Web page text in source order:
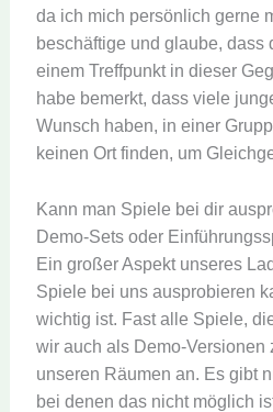
da ich mich persönlich gerne
beschäftige und glaube, dass
einem Treffpunkt in dieser
habe bemerkt, dass viele
Wunsch haben, in einer
keinen Ort finden, um
Kann man Spiele bei dir
Demo-Sets oder
Ein großer Aspekt unseres
Spiele bei uns ausprobieren
wichtig ist. Fast alle Spiele,
wir auch als Demo-Versionen
unseren Räumen an. Es gibt
bei denen das nicht möglich